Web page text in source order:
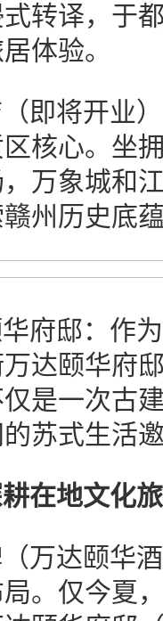
转译，于
体验。
即将开业
核心。坐
万象城和
州历史底
华府邸：作
达颐华府
是一次古
苏式生活
在地文化
万达颐华
。仅今夏